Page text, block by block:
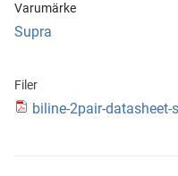
Varumärke
Supra
Filer
biline-2pair-datasheet-